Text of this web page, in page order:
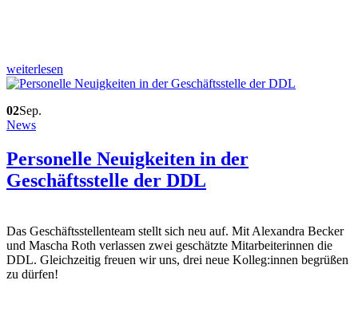
weiterlesen
02Sep.
News
Personelle Neuigkeiten in der
Geschäftsstelle der DDL
Das Geschäftsstellenteam stellt sich neu auf. Mit Alexandra Becker
und Mascha Roth verlassen zwei geschätzte Mitarbeiterinnen die
DDL. Gleichzeitig freuen wir uns, drei neue Kolleg:innen begrüßen
zu dürfen!